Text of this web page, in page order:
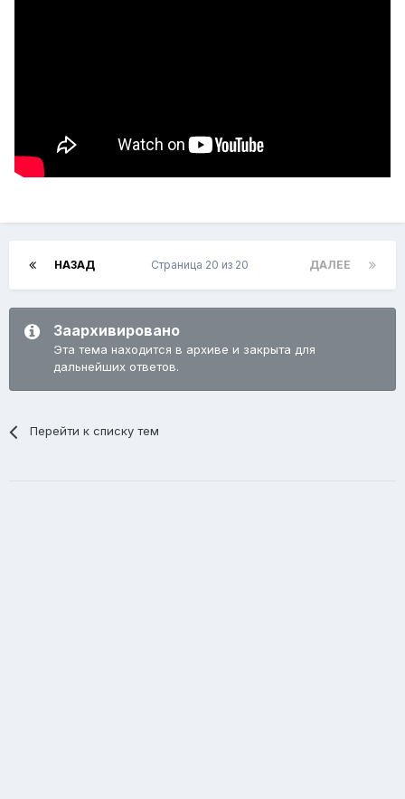
НАЗАД ДАЛЕЕ
Страница 20 из 20
Заархивировано
Эта тема находится в архиве и закрыта для
дальнейших ответов.
Перейти к списку тем